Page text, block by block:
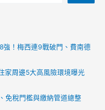
強！梅西連9戰破門、費南德
家周邊5大高風險環境曝光
免稅門檻與繳納管道總整